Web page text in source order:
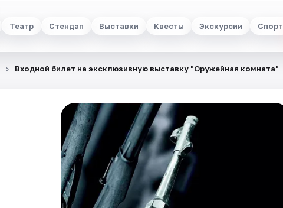
Театр Стендап Выставки Квесты Экскурсии Спорт
Входной билет на эксклюзивную выставку "Оружейная комната"